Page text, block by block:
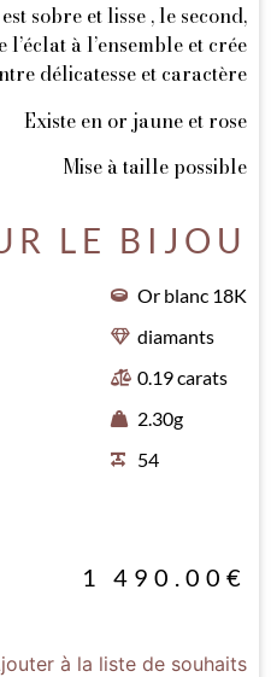
sobre et lisse , le second,
à l’ensemble et crée
délicatesse et caractère
Existe en or jaune et rose
Mise à taille possible
LE BIJOU
Or blanc 18K
diamants
0.19 carats
2.30g
54
1 490.00 €
à la liste de souhaits